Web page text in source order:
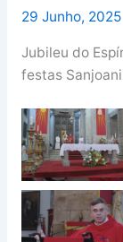
29 Junho, 2025
Jubileu do
festas